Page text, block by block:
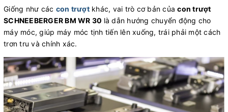
Giống như các con trượtkhác, vai trò cơ bản củacon trượt
SCHNEEBERGER BM WR 30 là dẫn hướng chuyển động cho
máy móc, giúp máy móc tịnh tiến lên xuống, trái phải một cách
trơn tru và chính xác.